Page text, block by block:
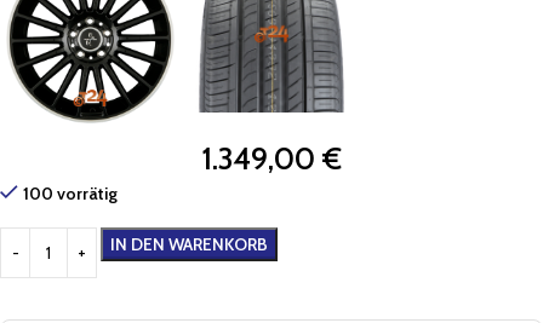
1.349,00 €
100 vorrätig
IN DEN WARENKORB